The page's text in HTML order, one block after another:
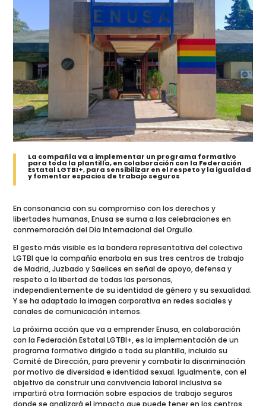
La compañía va a implementar un programa formativo
para toda la plantilla, en colaboración con la Federación
Estatal LGTBI+, para sensibilizar en el respeto y la igualdad
y fomentar espacios de trabajo seguros
En consonancia con su compromiso con los derechos y
libertades humanas, Enusa se suma a las celebraciones en
conmemoración del Día Internacional del Orgullo.
El gesto más visible es la bandera representativa del colectivo
LGTBI que la compañía enarbola en sus tres centros de trabajo
de Madrid, Juzbado y Saelices en señal de apoyo, defensa y
respeto a la libertad de todas las personas,
independientemente de su identidad de género y su sexualidad.
Y se ha adaptado la imagen corporativa en redes sociales y
canales de comunicación internos.
La próxima acción que va a emprender Enusa, en colaboración
con la Federación Estatal LGTBI+, es la implementación de un
programa formativo dirigido a toda su plantilla, incluido su
Comité de Dirección, para prevenir y combatir la discriminación
por motivo de diversidad e identidad sexual. Igualmente, con el
objetivo de construir una convivencia laboral inclusiva se
impartirá otra formación sobre espacios de trabajo seguros